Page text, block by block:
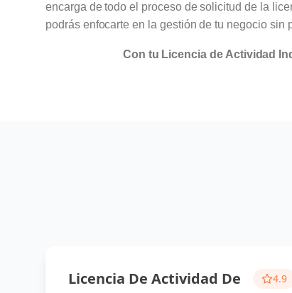
encarga de todo el proceso de solicitud de la
podrás enfocarte en la gestión de tu negocio
Con tu Licencia de Actividad
Licencia De Actividad De
4.9